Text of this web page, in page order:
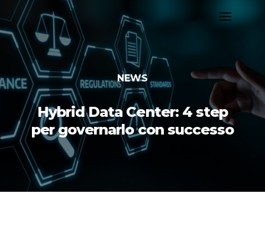
NEWS
Hybrid Data Center: 4 step
per governarlo con successo